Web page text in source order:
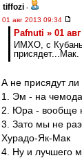
tiffozi -
01 авг 2013 09:34
Pafnuti » 01
ИМХО, с
присядет...Мак.
А не присядут
1. Эм - на
2. Юра - вообще
3. Зато мы не
Хурадо-Як-Мак
4. Ну и лучшего